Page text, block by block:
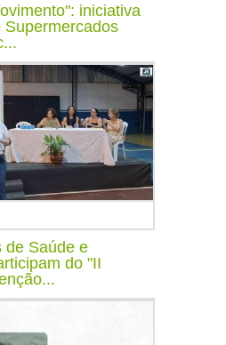
iniciativa
Supermercados
de Saúde e
do "II